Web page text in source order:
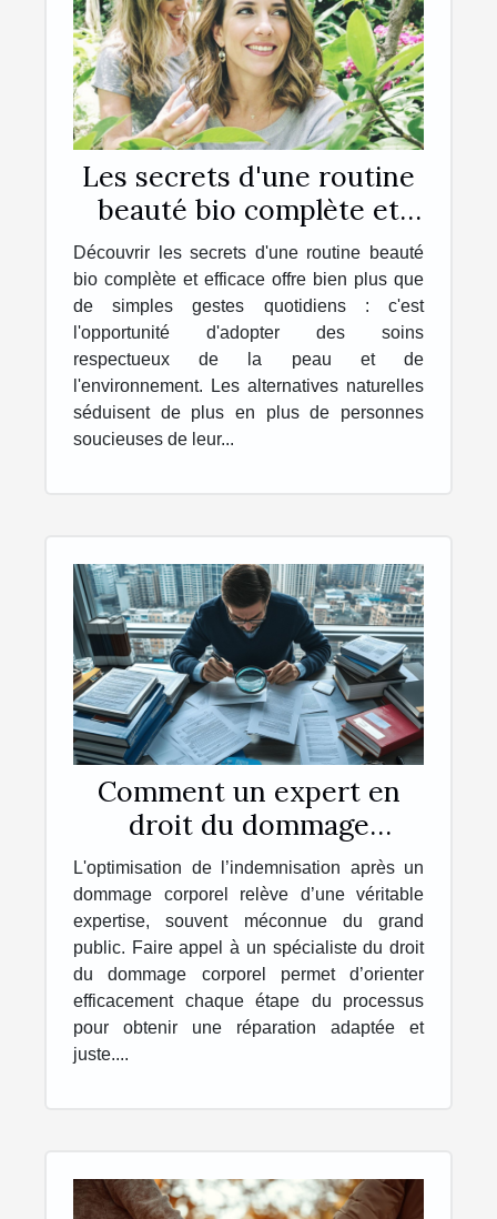
Les secrets d'une routine
beauté bio complète et
efficace
Découvrir les secrets d'une routine beauté
bio complète et efficace offre bien plus que
de simples gestes quotidiens : c'est
l'opportunité d'adopter des soins
respectueux de la peau et de
l'environnement. Les alternatives naturelles
séduisent de plus en plus de personnes
soucieuses de leur...
Comment un expert en
droit du dommage
corporel optimise-t-il
votre indemnisation ?
L'optimisation de l’indemnisation après un
dommage corporel relève d’une véritable
expertise, souvent méconnue du grand
public. Faire appel à un spécialiste du droit
du dommage corporel permet d’orienter
efficacement chaque étape du processus
pour obtenir une réparation adaptée et
juste....